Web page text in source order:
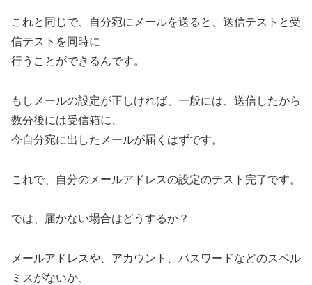
これと同じで、自分宛にメールを送ると、送信テストと受
信テストを同時に
行うことができるんです。
もしメールの設定が正しければ、一般には、送信したから
数分後には受信箱に、
今自分宛に出したメールが届くはずです。
これで、自分のメールアドレスの設定のテスト完了です。
では、届かない場合はどうするか？
メールアドレスや、アカウント、パスワードなどのスペル
ミスがないか、